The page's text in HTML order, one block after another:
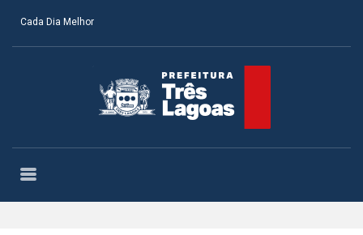
Cada Dia Melhor